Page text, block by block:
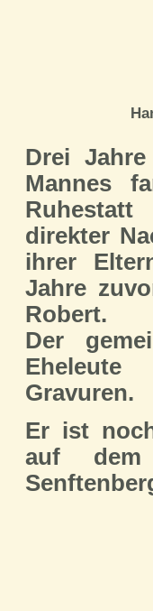
Drei
Mannes
direkter
ihrer
Jahre
Robert.
Der
Gravuren.
Er ist
auf